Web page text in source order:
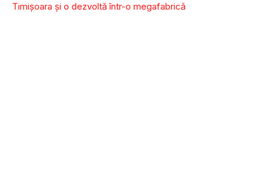
Timișoara și o dezvoltă într-o megafabrică